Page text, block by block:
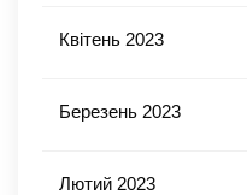
Квітень 2023
Березень 2023
Лютий 2023